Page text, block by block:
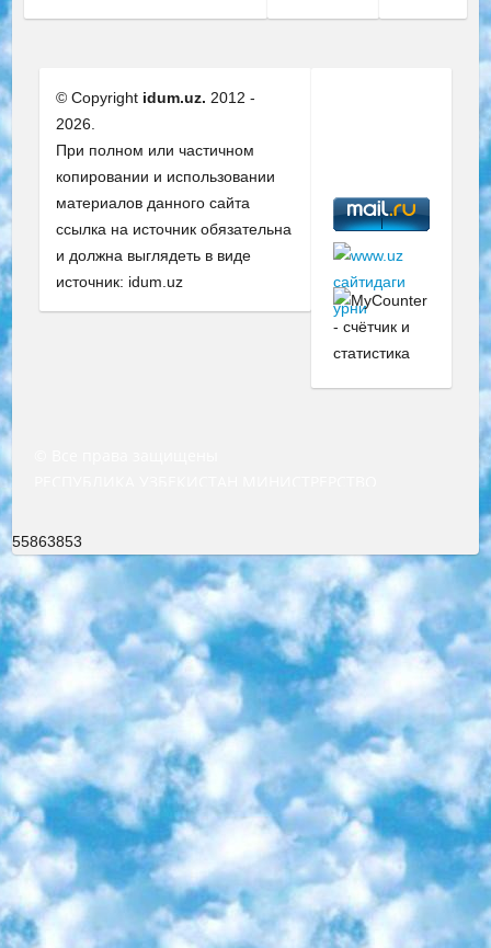
© Copyright idum.uz. 2012 -
2026.
При полном или частичном
копировании и использовании
материалов данного сайта
ссылка на источник обязательна
и должна выглядеть в виде
источник: idum.uz
55863853